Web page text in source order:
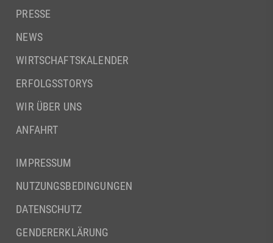
PRESSE
NEWS
WIRTSCHAFTSKALENDER
ERFOLGSSTORYS
WIR ÜBER UNS
ANFAHRT
IMPRESSUM
NUTZUNGSBEDINGUNGEN
DATENSCHUTZ
GENDERERKLÄRUNG